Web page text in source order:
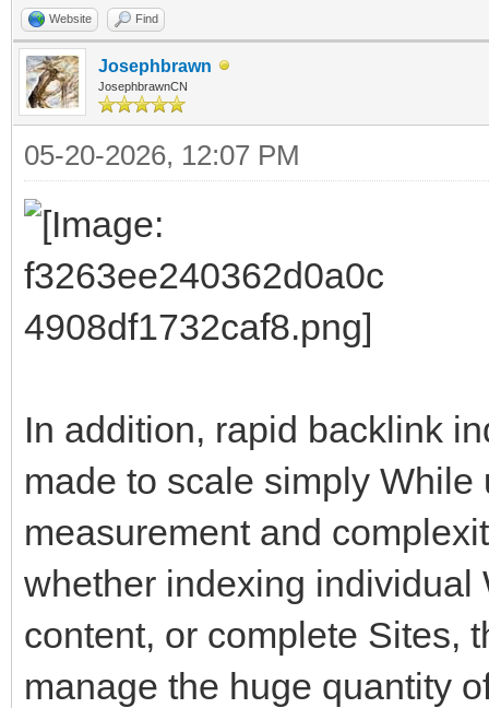
Website Find
Josephbrawn
JosephbrawnCN
05-20-2026, 12:07 PM
In addition, rapid backlink
made to scale simply
measurement and
whether indexing individual
content, or complete Sites,
manage the huge quantity